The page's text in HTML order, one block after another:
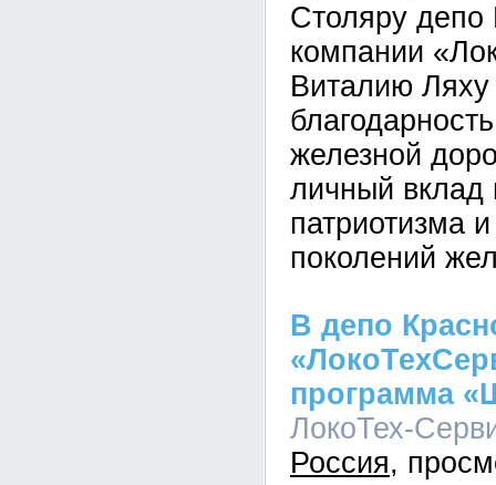
Столяру депо
компании
Виталию
железной
личный
патриотизма
поколений
В депо
программа
ЛокоТех-
Россия